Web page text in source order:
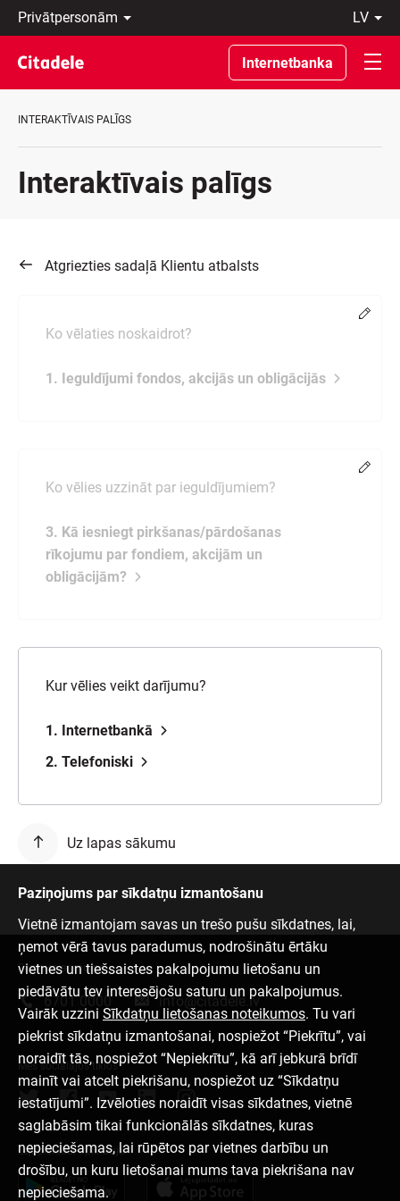
Privātpersonām
Uzņēmumiem
Private
Banking
Par
C
lv
Latviski
По-
русски
In
Internetbanka
INTERAKTĪVAIS PALĪGS
Interaktīvais palīgs
Atgriezties sadaļā Klientu atbalsts
Ko vēlaties noskaidrot?
1. Ieguldījumi fondos, akcijās un obligācijās
Ko vēlies uzzināt par ieguldījumiem?
3. Kā iesniegt pirkšanas/pārdošanas
rīkojumu par fondiem, akcijām un
obligācijām?
Kur vēlies veikt darījumu?
1. Internetbankā
2. Telefoniski
Uz lapas sākumu
Paziņojums par sīkdatņu izmantošanu
Vietnē izmantojam savas un trešo pušu sīkdatnes, lai,
ņemot vērā tavus paradumus, nodrošinātu ērtāku
vietnes un tiešsaistes pakalpojumu lietošanu un
piedāvātu tev interesējošu saturu un pakalpojumus.
Vairāk uzzini Sīkdatņu lietošanas noteikumos. Tu vari
piekrist sīkdatņu izmantošanai, nospiežot “Piekrītu”, vai
noraidīt tās, nospiežot “Nepiekrītu”, kā arī jebkurā brīdī
mainīt vai atcelt piekrišanu, nospiežot uz “Sīkdatņu
iestatījumi”. Izvēloties noraidīt visas sīkdatnes, vietnē
saglabāsim tikai funkcionālās sīkdatnes, kuras
nepieciešamas, lai rūpētos par vietnes darbību un
drošību, un kuru lietošanai mums tava piekrišana nav
nepieciešama.
Sazinies ar mums
6701 0000 info@citadele.lv
Mēs sociālajos tīklos
Lejupielādēt aplikāciju